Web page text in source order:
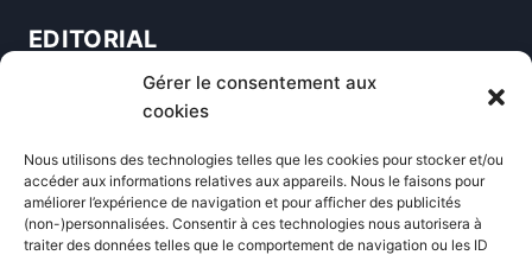
Gérer le consentement aux
cookies
Nous utilisons des technologies telles que les cookies pour stocker et/ou
accéder aux informations relatives aux appareils. Nous le faisons pour
améliorer l’expérience de navigation et pour afficher des publicités
(non-)personnalisées. Consentir à ces technologies nous autorisera à
traiter des données telles que le comportement de navigation ou les ID
EDITORIAL
Formations
Newsletter
Équipe éditoriale